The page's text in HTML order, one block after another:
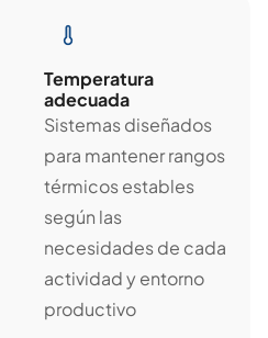
Temperatura
adecuada
Sistemas diseñados
para mantener rangos
térmicos estables
según las
necesidades de cada
actividad y entorno
productivo